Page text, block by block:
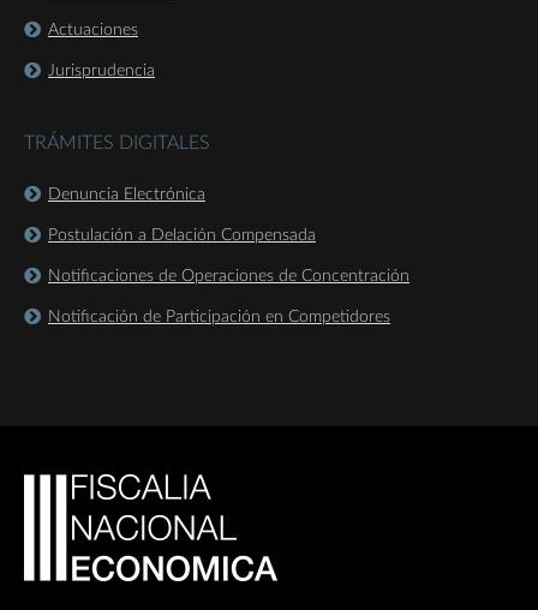
Actuaciones
Jurisprudencia
TRÁMITES DIGITALES
Denuncia Electrónica
Postulación a Delación Compensada
Notificaciones de Operaciones de Concentración
Notificación de Participación en Competidores